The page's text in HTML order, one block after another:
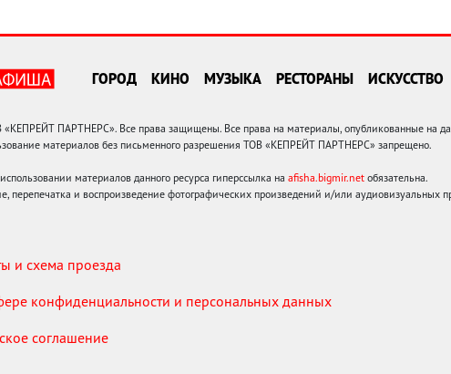
ГОРОД КИНО МУЗЫКА РЕСТОРАНЫ ИСКУССТВО
ПАРТНЕРС». Все права защищены. Все права на материалы, опубликованные на
материалов без письменного разрешения ТОВ «КЕПРЕЙТ ПАРТНЕРС» запрещено.
материалов данного ресурса гиперссылка на afisha.bigmir.net обязательна.
перепечатка и воспроизведение фотографических произведений и/или аудиовизуальных
и схема проезда
конфиденциальности и персональных данных
соглашение